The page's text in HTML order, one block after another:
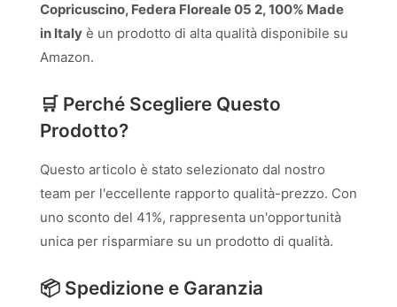
Copricuscino, Federa Floreale 05 2, 100% Made
in Italy è un prodotto di alta qualità disponibile su
Amazon.
🛒 Perché Scegliere Questo
Prodotto?
Questo articolo è stato selezionato dal nostro
team per l'eccellente rapporto qualità-prezzo. Con
uno sconto del 41%, rappresenta un'opportunità
unica per risparmiare su un prodotto di qualità.
📦 Spedizione e Garanzia